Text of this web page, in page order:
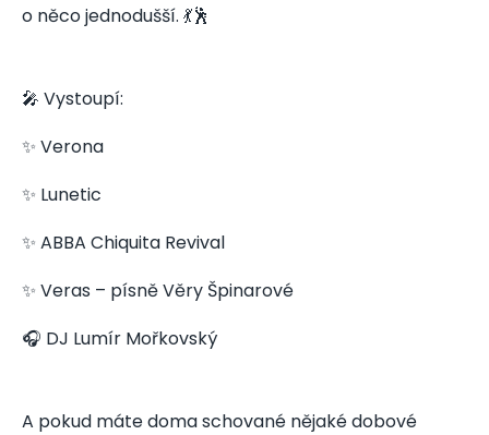
o něco jednodušší. 💃🕺
🎤 Vystoupí:
✨ Verona
✨ Lunetic
✨ ABBA Chiquita Revival
✨ Veras – písně Věry Špinarové
🎧 DJ Lumír Mořkovský
A pokud máte doma schované nějaké dobové